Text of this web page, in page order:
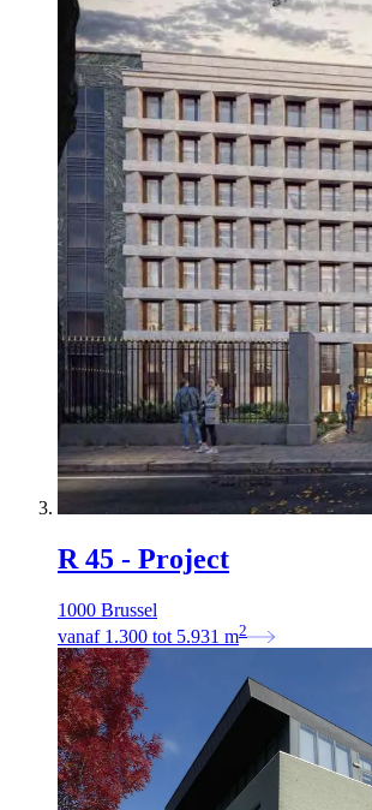
R 45 - Project
1000 Brussel
vanaf 1.300 tot 5.931 m2